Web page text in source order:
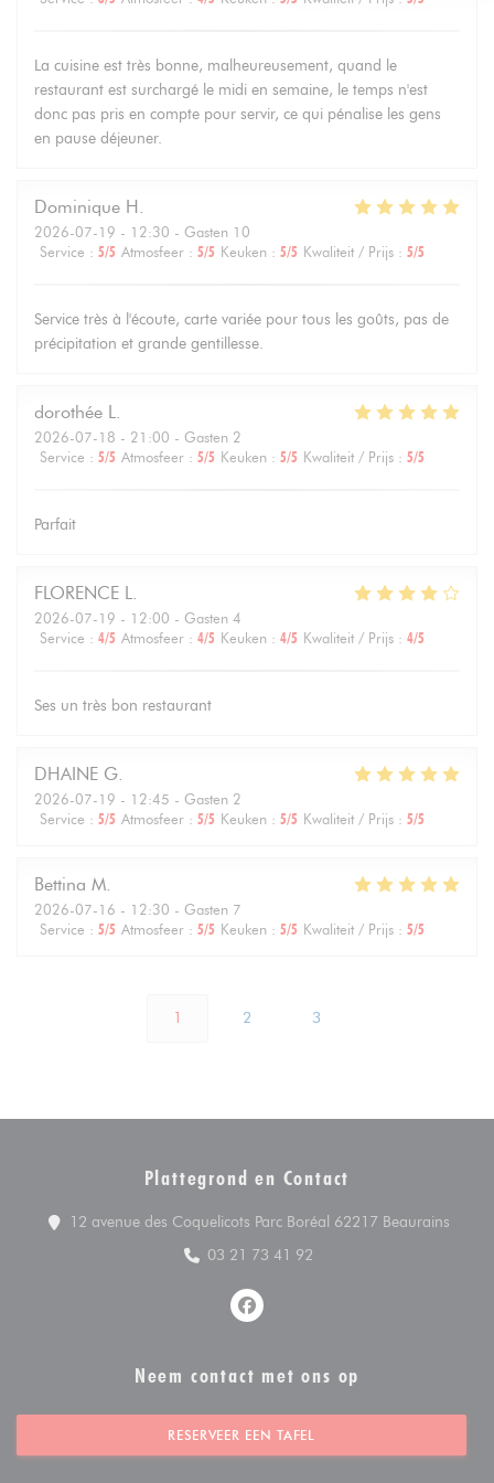
La cuisine est très bonne, malheureusement, quand le
restaurant est surchargé le midi en semaine, le temps n'est
donc pas pris en compte pour servir, ce qui pénalise les gens
en pause déjeuner.
Dominique H
2026-07-19 - 12:30 - Gasten 10
Service : 5/5 Atmosfeer : 5/5 Keuken : 5/5 Kwaliteit / Prijs : 5/5
Service très à l'écoute, carte variée pour tous les goûts, pas de
précipitation et grande gentillesse.
dorothée L
2026-07-18 - 21:00 - Gasten 2
Service : 5/5 Atmosfeer : 5/5 Keuken : 5/5 Kwaliteit / Prijs : 5/5
Parfait
FLORENCE L
2026-07-19 - 12:00 - Gasten 4
Service : 4/5 Atmosfeer : 4/5 Keuken : 4/5 Kwaliteit / Prijs : 4/5
Ses un très bon restaurant
DHAINE G
2026-07-19 - 12:45 - Gasten 2
Service : 5/5 Atmosfeer : 5/5 Keuken : 5/5 Kwaliteit / Prijs : 5/5
Bettina M
2026-07-16 - 12:30 - Gasten 7
Service : 5/5 Atmosfeer : 5/5 Keuken : 5/5 Kwaliteit / Prijs : 5/5
1 2 3
Plattegrond en Contact
12 avenue des Coquelicots Parc Boréal 62217 Beaurains
03 21 73 41 92
Facebook ((opent in een nieuw
Neem contact met ons op
RESERVEER EEN TAFEL